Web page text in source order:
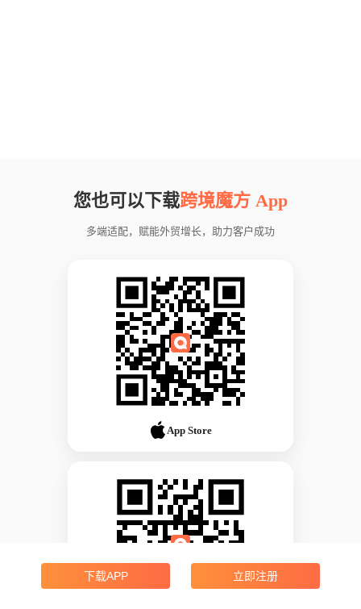
您也可以下载跨境魔方 App
多端适配，赋能外贸增长，助力客户成功
App Store
下载APP 立即注册